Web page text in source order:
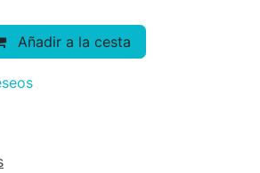
Añadir a la cesta